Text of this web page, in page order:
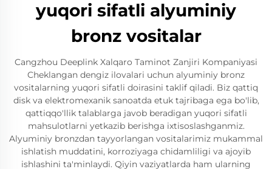
yuqori sifatli alyuminiy
bronz vositalar
Cangzhou Deeplink Xalqaro Taminot Zanjiri Kompaniyasi
Cheklangan dengiz ilovalari uchun alyuminiy bronz
vositalarning yuqori sifatli doirasini taklif qiladi. Biz qattiq
disk va elektromexanik sanoatda etuk tajribaga ega bo'lib,
qattiqqo'llik talablarga javob beradigan yuqori sifatli
mahsulotlarni yetkazib berishga ixtisoslashganmiz.
Alyuminiy bronzdan tayyorlangan vositalarimiz mukammal
ishlatish muddatini, korroziyaga chidamliligi va ajoyib
ishlashini ta'minlaydi. Qiyin vaziyatlarda ham ularning